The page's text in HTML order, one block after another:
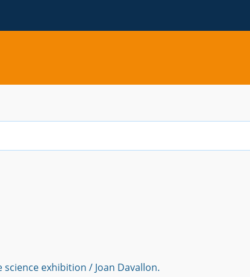
exhibition / Joan Davallon.